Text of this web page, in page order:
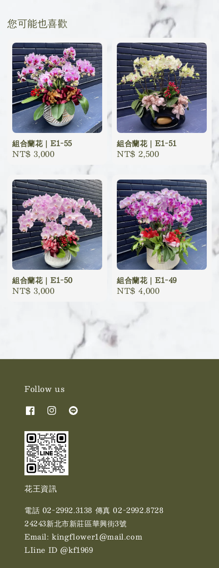
您可能也喜歡
組合蘭花｜E1-55
Regular
NT$ 3,000
組合蘭花｜E1-51
Regular
NT$ 2,500
組合蘭花｜E1-50
Regular
NT$ 3,000
組合蘭花｜E1-49
Regular
NT$ 4,000
Follow us
花王資訊
電話 02-2992.3138 傳真 02-2992.8728
24243新北市新莊區華興街3號
Email: kingflower1@mail.com
LIine ID @kf1969